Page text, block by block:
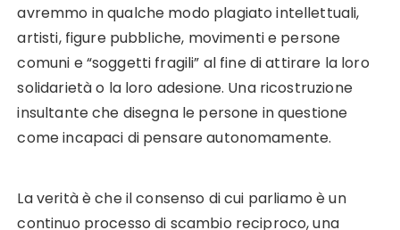
avremmo in qualche modo plagiato intellettuali,
artisti, figure pubbliche, movimenti e persone
comuni e “soggetti fragili” al fine di attirare la loro
solidarietà o la loro adesione. Una ricostruzione
insultante che disegna le persone in questione
come incapaci di pensare autonomamente.
La verità è che il consenso di cui parliamo è un
continuo processo di scambio reciproco, una